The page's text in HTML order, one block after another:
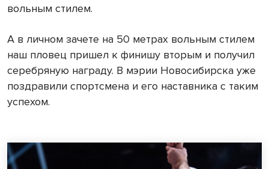
вольным стилем.
А в личном зачете на 50 метрах вольным стилем
наш пловец пришел к финишу вторым и получил
серебряную награду. В мэрии Новосибирска уже
поздравили спортсмена и его наставника с таким
успехом.